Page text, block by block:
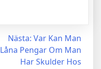
Nästa: Var Kan Man
Låna Pengar Om Man
Har Skulder Hos